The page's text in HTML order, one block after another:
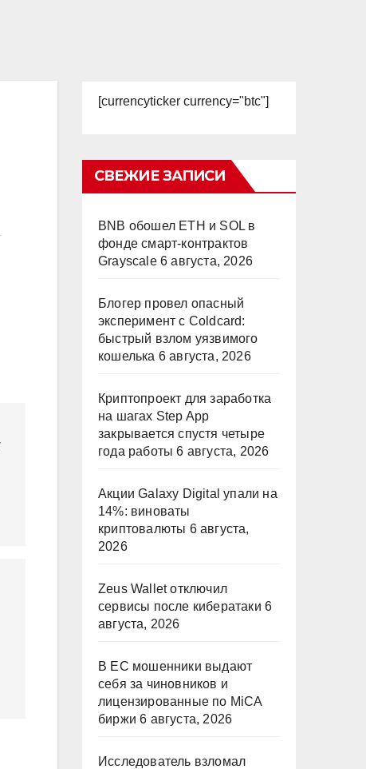
[currencyticker currency="btc"]
СВЕЖИЕ ЗАПИСИ
BNB обошел ETH и SOL в
фонде смарт-контрактов
Grayscale 6 августа, 2026
Блогер провел опасный
эксперимент с Coldcard:
быстрый взлом уязвимого
кошелька 6 августа, 2026
Криптопроект для заработка
на шагах Step App
закрывается спустя четыре
года работы 6 августа, 2026
Акции Galaxy Digital упали на
14%: виноваты
криптовалюты 6 августа,
2026
Zeus Wallet отключил
сервисы после кибератаки 6
августа, 2026
В ЕС мошенники выдают
себя за чиновников и
лицензированные по MiCA
биржи 6 августа, 2026
Исследователь взломал